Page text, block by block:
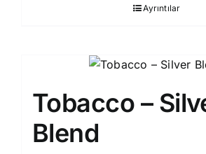
Ayrıntılar
Tobacco –
Blend